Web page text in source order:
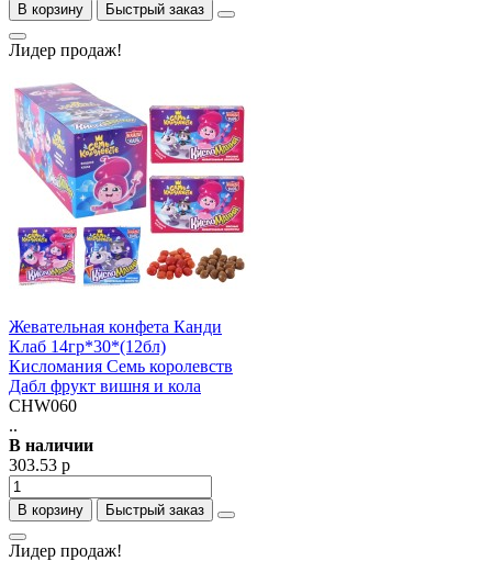
В корзину Быстрый заказ
Лидер продаж!
Жевательная конфета Канди
Клаб 14гр*30*(12бл)
Кисломания Семь королевств
Дабл фрукт вишня и кола
CHW060
..
В наличии
303.53 р
В корзину Быстрый заказ
Лидер продаж!